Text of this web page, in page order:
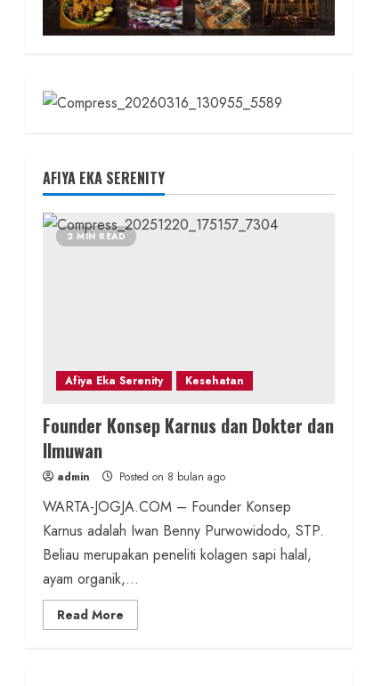
AFIYA EKA SERENITY
2 MIN READ
Afiya Eka Serenity Kesehatan
Founder Konsep Karnus dan Dokter dan
Ilmuwan
admin Posted on 8 bulan ago
WARTA-JOGJA.COM – Founder Konsep
Karnus adalah Iwan Benny Purwowidodo, STP.
Beliau merupakan peneliti kolagen sapi halal,
ayam organik,...
Read More
more